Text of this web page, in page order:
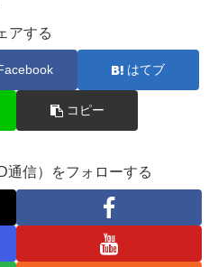
アする
はてブ
コピー
通信）をフォローする